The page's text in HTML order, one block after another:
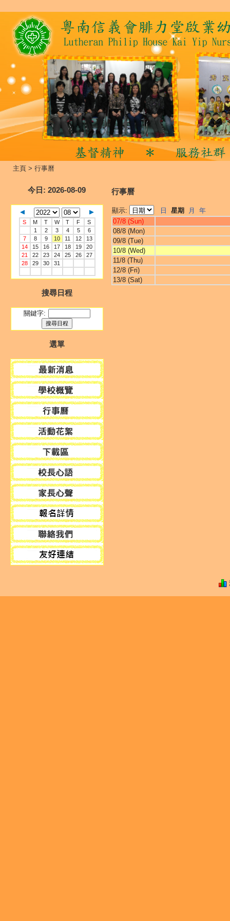
主頁 > 行事曆
今日 : 2026-08-09
S M T W T F
S
1
2 3 4 5
6
7
8 9 10 11 12
13
14
15 16 17 18 19
20
21
22 23 24 25 26
27
28
29 30 31
搜尋日程
關鍵字:
選單
行事曆
顯示: 日 星期 月
年
07/8 (Sun)
08/8 (Mon)
09/8 (Tue)
10/8 (Wed)
11/8 (Thu)
12/8 (Fri)
13/8 (Sat)